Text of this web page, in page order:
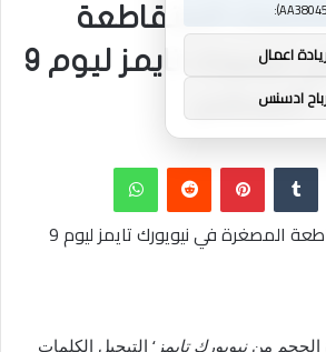
المتقاطعة
المصغرة في نيويورك تايمز ليوم 9
أغسطس
بينتيريست واتساب
نيويورك تايمز ‘ التبجيل الكلمات
اعمال
ادسنس